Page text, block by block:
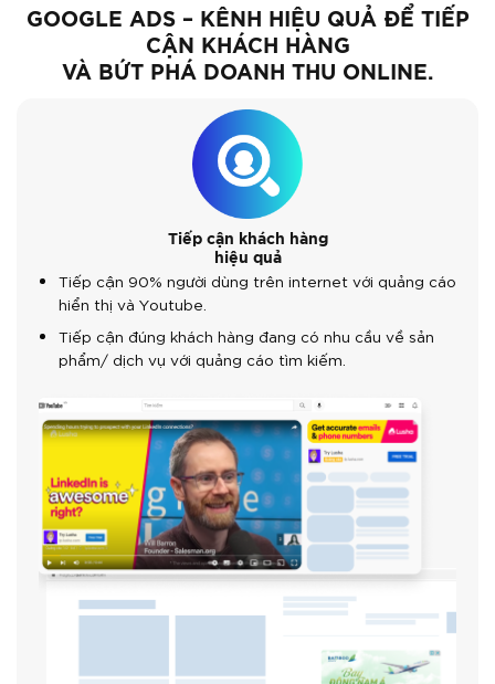
GOOGLE ADS – KÊNH HIỆU QUẢ ĐỂ TIẾP
CẬN KHÁCH HÀNG
VÀ BỨT PHÁ DOANH THU ONLINE.
Tiếp cận khách hàng
hiệu quả
Tiếp cận 90% người dùng trên internet với quảng cáo
hiển thị và Youtube.
Tiếp cận đúng khách hàng đang có nhu cầu về sản
phẩm/ dịch vụ với quảng cáo tìm kiếm.